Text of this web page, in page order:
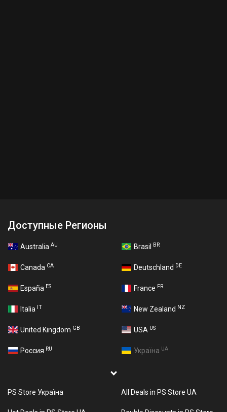
Доступные Регионы
Australia AU Brasil BR
Canada CA Deutschland DE
España ES France FR
Italia IT New Zealand NZ
United Kingdom GB USA US
Россия RU Україна UA
PS Store Україна All Deals in PS Store UA